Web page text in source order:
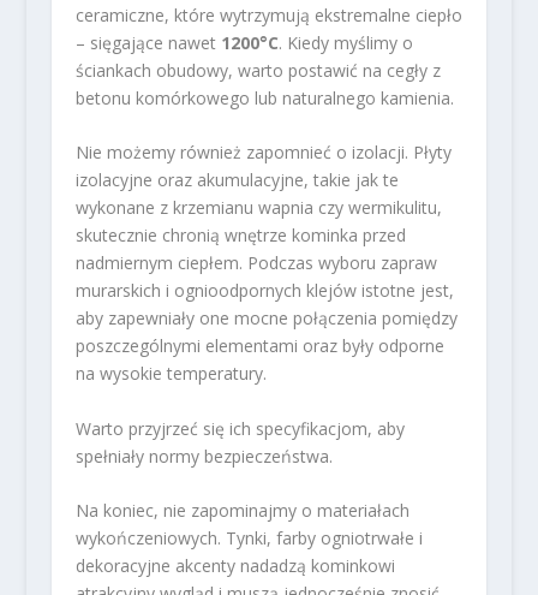
ceramiczne, które wytrzymują ekstremalne ciepło
– sięgające nawet 1200°C. Kiedy myślimy o
ściankach obudowy, warto postawić na cegły z
betonu komórkowego lub naturalnego kamienia.
Nie możemy również zapomnieć o izolacji. Płyty
izolacyjne oraz akumulacyjne, takie jak te
wykonane z krzemianu wapnia czy wermikulitu,
skutecznie chronią wnętrze kominka przed
nadmiernym ciepłem. Podczas wyboru zapraw
murarskich i ognioodpornych klejów istotne jest,
aby zapewniały one mocne połączenia pomiędzy
poszczególnymi elementami oraz były odporne
na wysokie temperatury.
Warto przyjrzeć się ich specyfikacjom, aby
spełniały normy bezpieczeństwa.
Na koniec, nie zapominajmy o materiałach
wykończeniowych. Tynki, farby ogniotrwałe i
dekoracyjne akcenty nadadzą kominkowi